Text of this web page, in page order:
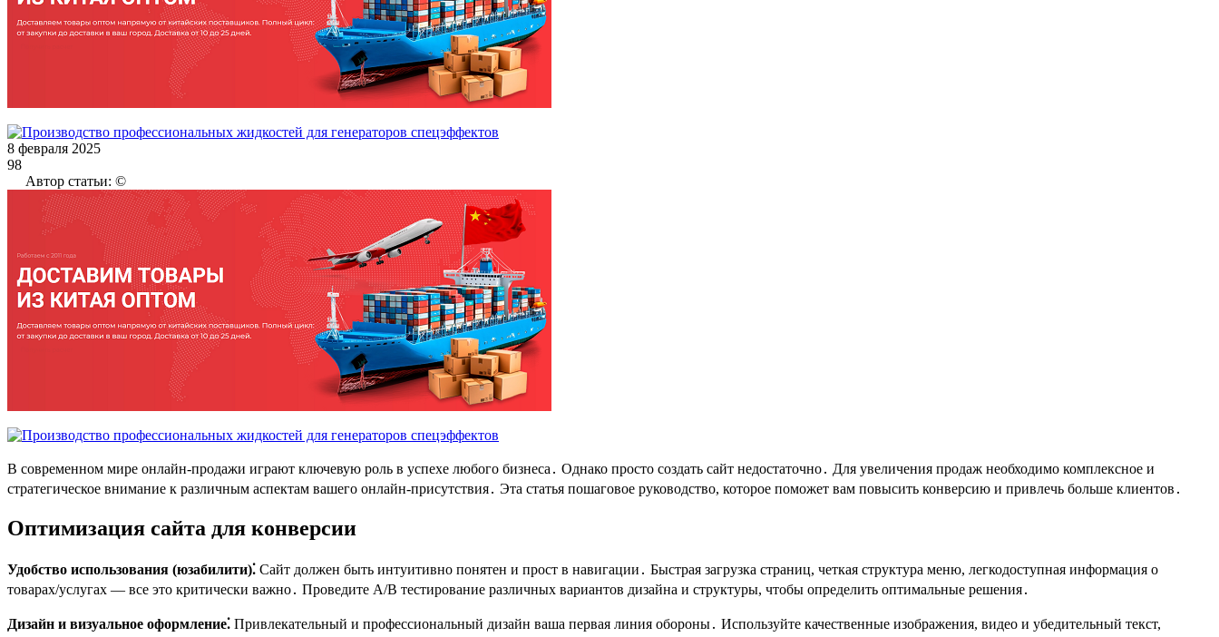
8 февраля 2025
98
Автор статьи: ©
В современном мире онлайн-продажи играют ключевую роль в успехе любого бизнеса․ Однако просто создать сайт недостаточно․ Для увеличения продаж необходимо комплексное и
стратегическое внимание к различным аспектам вашего онлайн-присутствия․ Эта статья пошаговое руководство, которое поможет вам повысить конверсию и привлечь больше клиентов․
Оптимизация сайта для конверсии
Удобство использования (юзабилити)⁚ Сайт должен быть интуитивно понятен и прост в навигации․ Быстрая загрузка страниц, четкая структура меню, легкодоступная информация о
товарах/услугах — все это критически важно․ Проведите A/B тестирование различных вариантов дизайна и структуры, чтобы определить оптимальные решения․
Дизайн и визуальное оформление⁚ Привлекательный и профессиональный дизайн ваша первая линия обороны․ Используйте качественные изображения, видео и убедительный текст,